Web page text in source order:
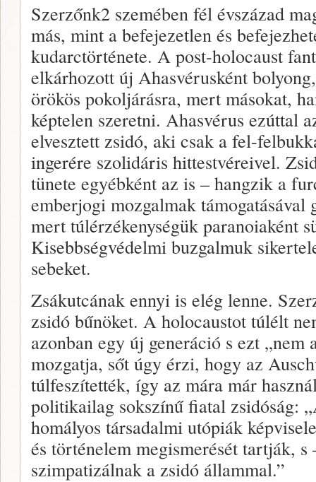
Szerzőnk2 szemében fél évszázad
más, mint a be­fejezetlen és
kudarctörténete. A post-holocaust
elkárhozott új Ahasvérusként
örökös pokoljárásra, mert másokat,
képtelen szeret­ni. Ahasvérus ezúttal
elvesztett zsidó, aki csak a fel-
ingerére szolidáris hit­testvéreivel.
tünete egyébként az is – hangzik a
emberjogi mozgalmak
mert túlérzékenységük pa­ranoiaként
Ki­sebbségvédelmi buzgalmuk
sebeket.
Zsákutcának ennyi is elég lenne.
zsidó bűnö­ket. A holocaustot túlélt
azonban egy új generáció s ezt „nem
mozgat­ja, sőt úgy érzi, hogy az
túlfeszítették, így az mára már
politikailag sokszínű fi­atal zsidóság:
homályos társadalmi utópiák
és történelem megismerését tartják,
szimpatizálnak a zsidó állammal.”